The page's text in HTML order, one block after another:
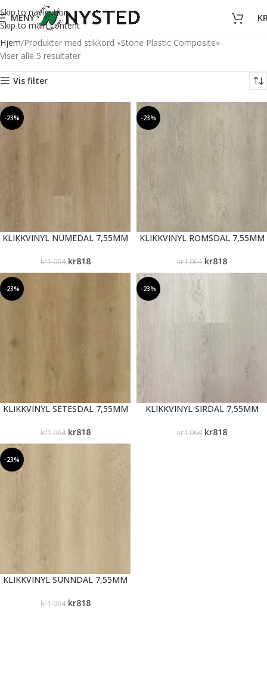
Skip to navigation
Skip to main content
MENY
Hjem Produkter med stikkord «Stone Plastic Composite»
Viser alle 5 resultater
Vis filter
-23%
KLIKKVINYL NUMEDAL 7,55MM
kr1 064 kr818
-23%
KLIKKVINYL ROMSDAL 7,55MM
kr1 064 kr818
-23%
KLIKKVINYL SETESDAL 7,55MM
kr1 064 kr818
-23%
KLIKKVINYL SIRDAL 7,55MM
kr1 064 kr818
-23%
KLIKKVINYL SUNNDAL 7,55MM
kr1 064 kr818